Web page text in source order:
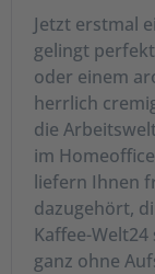
Jetzt erstmal
gelingt
oder einem
herrlich
die
im Homeoffice
liefern Ihnen
dazugehört,
Kaffee-
ganz ohne